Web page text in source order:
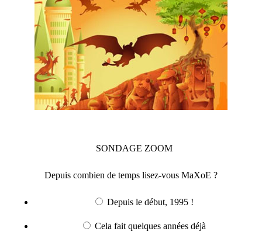
SONDAGE ZOOM
Depuis combien de temps lisez-vous MaXoE ?
Depuis le début, 1995 !
Cela fait quelques années déjà